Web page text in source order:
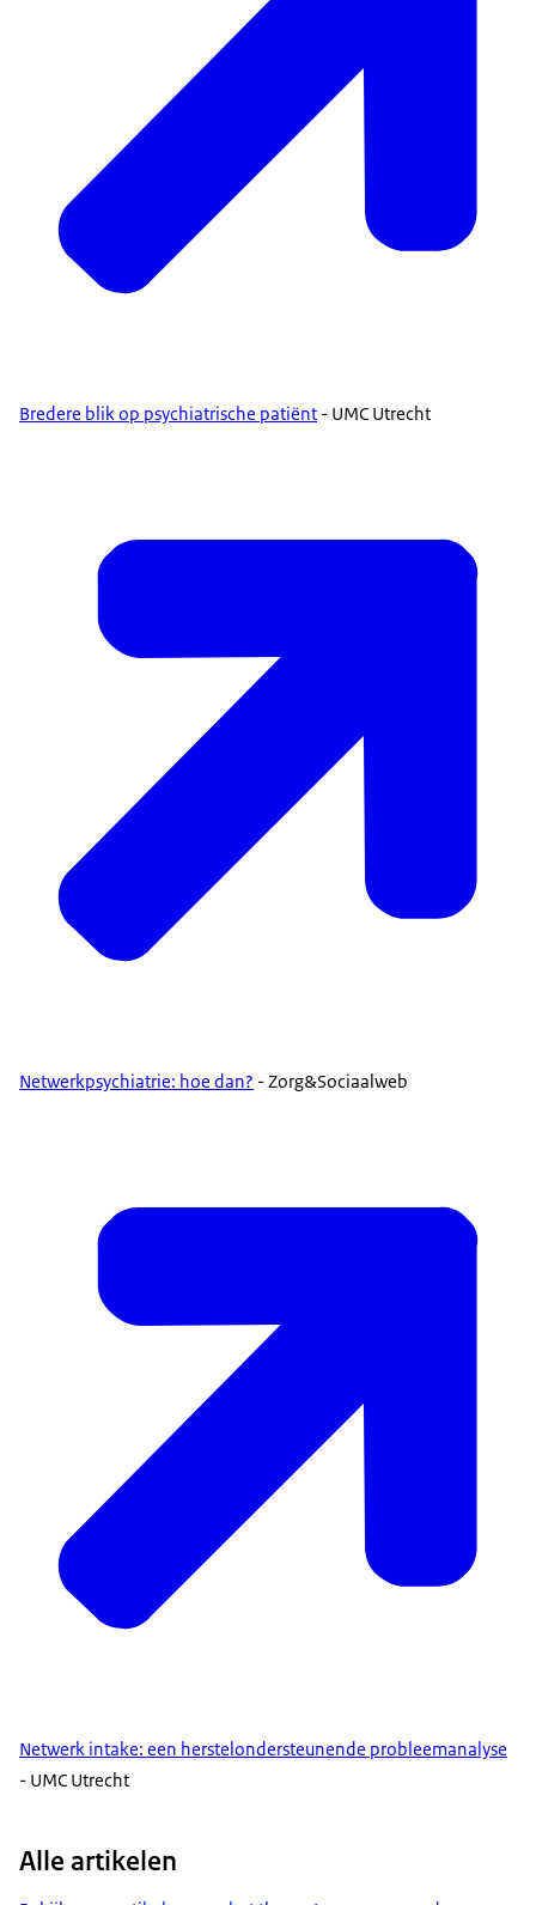
Bredere blik op psychiatrische patiënt - UMC Utrecht
Netwerkpsychiatrie: hoe dan? - Zorg&Sociaalweb
Netwerk intake: een herstelondersteunende probleemanalyse
- UMC Utrecht
Alle artikelen